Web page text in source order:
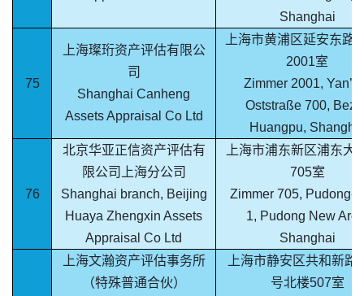
Shanghai
75
上海璨珩资产评估有限公
司
Shanghai Canheng
Assets Appraisal Co Ltd
上海市黄浦区延安东路
2001室
Zimmer 2001,
Oststraße 700,
Huangpu,
76
北京华亚正信资产评估有
限公司上海分公司
Shanghai branch, Beijing
Huaya Zhengxin Assets
Appraisal Co Ltd
上海市浦东新区浦东大
705室
Zimmer 705, Pudong-
1, Pudong New
Shanghai
上海文瀚资产评估事务所
（特殊普通合伙）
上海市静安区共和新路
号北楼507室